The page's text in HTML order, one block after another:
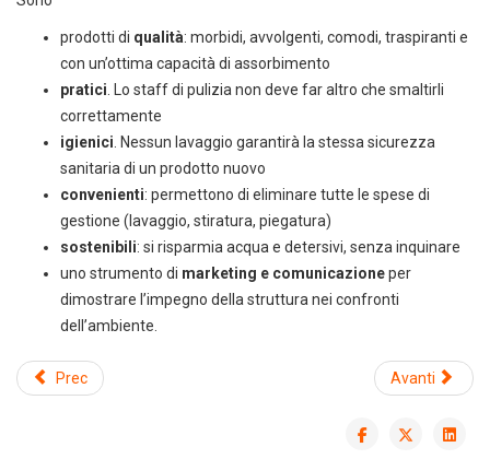
Scarica il catalogo horeca
Forniture per hotel, ristoranti e
spa
prodotti di qualità: morbidi, avvolgenti, comodi, traspiranti e
con un’ottima capacità di assorbimento
pratici . Lo staff di pulizia non deve far altro che smaltirli
correttamente
igienici . Nessun lavaggio garantirà la stessa sicurezza
sanitaria di un prodotto nuovo
convenienti: permettono di eliminare tutte le spese di
gestione (lavaggio, stiratura, piegatura)
sostenibili: si risparmia acqua e detersivi, senza inquinare
uno strumento di marketing e comunicazioneper
dimostrare l’impegno della struttura nei confronti
dell’ambiente.
Prec Avanti